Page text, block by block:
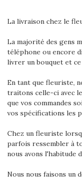
La livraison chez le
La majorité des gens
téléphone ou encore
livrer un bouquet et
En tant que fleuriste,
traitons celle-ci avec
que vos commandes
vos spécifications les
Chez un fleuriste
parfois ressembler à
nous avons l'habitude
Nous nous faisons un